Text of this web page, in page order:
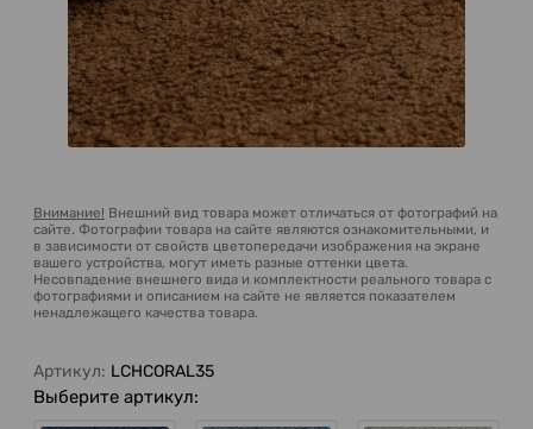
Внимание! Внешний вид товара может отличаться от фотографий на
сайте. Фотографии товара на сайте являются ознакомительными, и
в зависимости от свойств цветопередачи изображения на экране
вашего устройства, могут иметь разные оттенки цвета.
Несовпадение внешнего вида и комплектности реального товара с
фотографиями и описанием на сайте не является показателем
ненадлежащего качества товара.
Артикул: LCHCORAL35
Выберите артикул: